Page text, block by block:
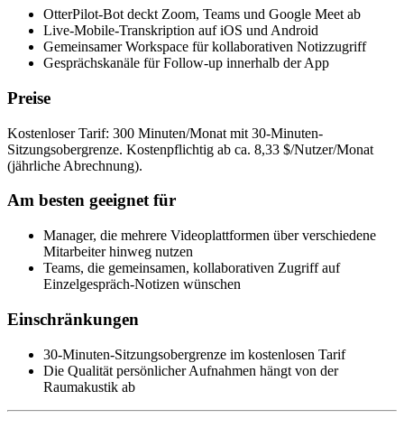
OtterPilot-Bot deckt Zoom, Teams und Google Meet ab
Live-Mobile-Transkription auf iOS und Android
Gemeinsamer Workspace für kollaborativen Notizzugriff
Gesprächskanäle für Follow-up innerhalb der App
Preise
Kostenloser Tarif: 300 Minuten/Monat mit 30-Minuten-
Sitzungsobergrenze. Kostenpflichtig ab ca. 8,33 $/Nutzer/Monat
(jährliche Abrechnung).
Am besten geeignet für
Manager, die mehrere Videoplattformen über verschiedene
Mitarbeiter hinweg nutzen
Teams, die gemeinsamen, kollaborativen Zugriff auf
Einzelgespräch-Notizen wünschen
Einschränkungen
30-Minuten-Sitzungsobergrenze im kostenlosen Tarif
Die Qualität persönlicher Aufnahmen hängt von der
Raumakustik ab